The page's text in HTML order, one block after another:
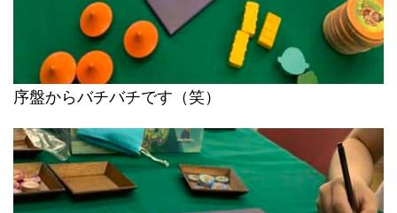
序盤からバチバチです（笑）